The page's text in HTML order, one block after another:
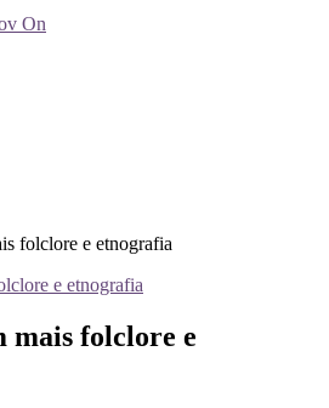
On
folclore e etnografia
mais folclore e